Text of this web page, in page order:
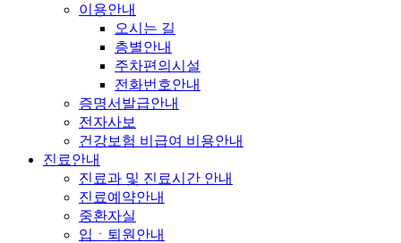
이용안내
오시는 길
층별안내
주차편의시설
전화번호안내
증명서발급안내
전자사보
건강보험 비급여 비용안내
진료안내
진료과 및 진료시간 안내
진료예약안내
중환자실
입ㆍ퇴원안내